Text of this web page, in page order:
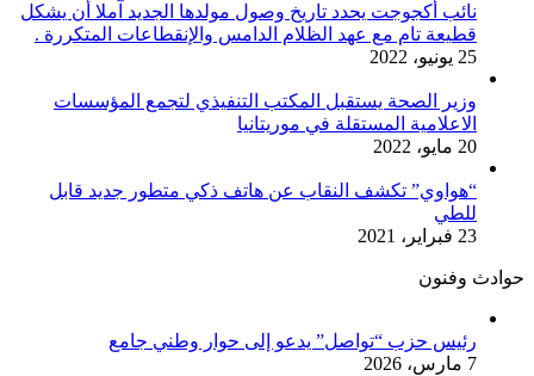
نائب أكجوجت يحدد تاريخ وصول مولدها الجديد آملا أن يشكل
قطيعة تام مع عهد الظلام الدامس والإنقطاعات المتكررة .
25 يونيو، 2022
وزير الصحة يستقبل المكتب التنفيذي لتجمع المؤسسات
الاعلامية المستقلة في موريتانيا
20 مايو، 2022
“هواوي” تكشف النقاب عن هاتف ذكي متطور جديد قابل
للطي
23 فبراير، 2021
حوادث وفنون
رئيس حزب “تواصل” يدعو إلى حوار وطني جامع
7 مارس، 2026